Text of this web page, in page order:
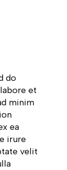
do
et
minim
ea
irure
velit